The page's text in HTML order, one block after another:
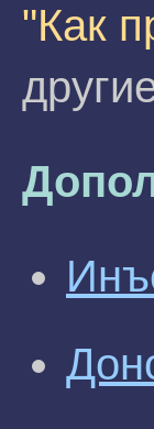
"Как